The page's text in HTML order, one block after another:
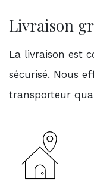
Livraison
La livraison est
sécurisé. Nous
transporteur